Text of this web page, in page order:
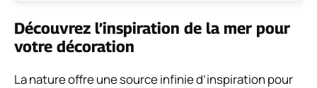
Découvrez l’inspiration de la mer pour
votre décoration
La nature offre une source infinie d’inspiration pour